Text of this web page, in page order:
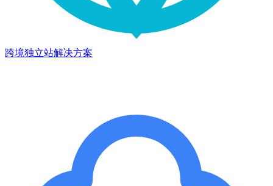
跨境独立站解决方案